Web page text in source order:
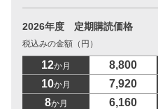
2026年度 定期購読価格
税込みの金額（円）
12か月 8,800
10か月 7,920
8か月 6,160